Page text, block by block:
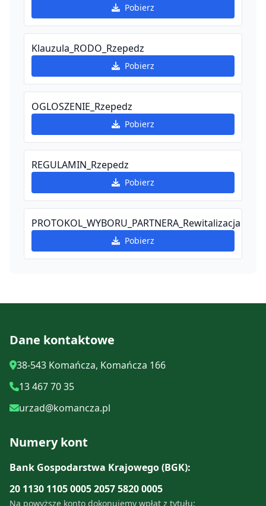
Pobierz
Klauzula_RODO_Rzepedz
Pobierz
OGLOSZENIE_Rzepedz
Pobierz
REGULAMIN_Rzepedz
Pobierz
PROTOKOL_WYBORU_PARTNERA_Rewitalizacja
Pobierz
Dane kontaktowe
38-543 Komańcza, Komańcza 166
13 467 70 35
urzad@komancza.pl
Numery kont
Bank Gospodarstwa Krajowego (BGK):
20 1130 1105 0005 2057 5820 0005
Na powyższe konto dokonujemy wpłat z tytułu: